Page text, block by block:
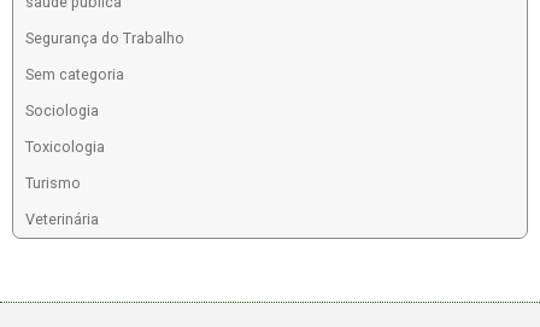
Segurança do Trabalho
Sem categoria
Sociologia
Toxicologia
Turismo
Veterinária